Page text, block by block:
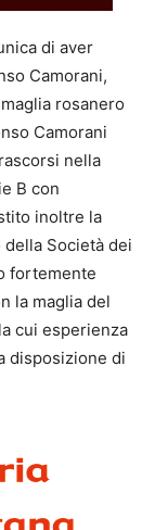
di aver
Camorani,
rosanero
Camorani
nella
B con
inoltre la
Società dei
fortemente
la maglia del
cui esperienza
disposizione di